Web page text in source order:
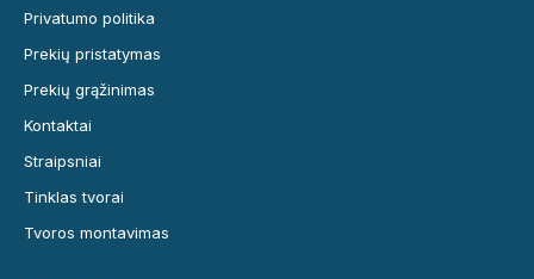
Privatumo politika
Prekių pristatymas
Prekių grąžinimas
Kontaktai
Straipsniai
Tinklas tvorai
Tvoros montavimas